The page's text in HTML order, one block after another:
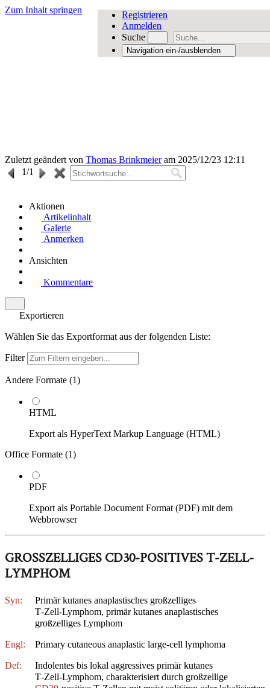
Zum Inhalt springen
Registrieren
Anmelden
Suche
Navigation ein-/ausblenden
Zuletzt geändert von Thomas Brinkmeieram 2025/12/23 12:11
1/1
Aktionen
Artikelinhalt
Galerie
Anmerken
Ansichten
Kommentare
Exportieren
Wählen Sie das Exportformat aus der folgenden Liste:
Filter
Andere Formate (1)
HTML
Export als HyperText Markup Language (HTML)
Office Formate (1)
PDF
Export als Portable Document Format (PDF) mit dem
Webbrowser
GROSSZELLIGES CD30-POSITIVES T-ZELL-L
YMPHOM
Syn:
Primär kutanes anaplastisches großzelliges
T‑Zell‑Lymphom, primär kutanes anaplastisches
großzelliges Lymphom
Engl: Primary cutaneous anaplastic large-cell lymphoma
Def:
Indolentes bis lokal aggressives primär kutanes
T‑Zell‑Lymphom, charakterisiert durch großzellige